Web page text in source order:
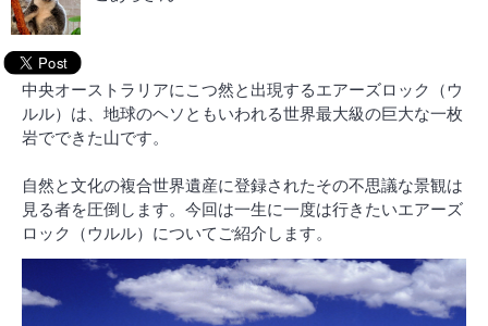
中央オーストラリアにこつ然と出現するエアーズロック（ウ
ルル）は、地球のヘソともいわれる世界最大級の巨大な一枚
岩でできた山です。
自然と文化の複合世界遺産に登録されたその不思議な景観は
見る者を圧倒します。今回は一生に一度は行きたいエアーズ
ロック（ウルル）についてご紹介します。